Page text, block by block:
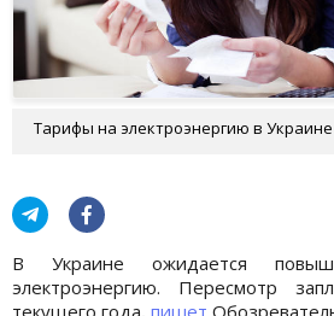
Тарифы на электроэнергию в
В Украине ожидается
электроэнергию. Пересмотр
текущего года, пишет